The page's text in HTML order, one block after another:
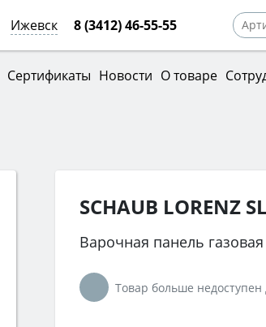
Ижевск 8 (3412) 46-55-55
Сертификаты Новости О товаре
SCHAUB LORENZ
Варочная панель газовая
Товар больше